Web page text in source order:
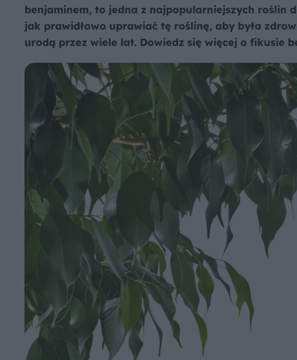
benjaminem, to jedna z najpopularniejszych roślin
jak prawidłowo uprawiać tę roślinę, aby była
urodą przez wiele lat. Dowiedz się więcej o fikusie